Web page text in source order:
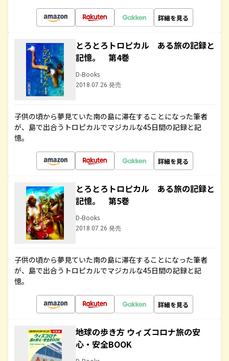
詳細を見る
とろとろトロピカル ある旅の記録と
記憶。 第4巻
D-Books
2018.07.26 発売
子供の頃から夢見ていた南の島に滞在することになった筆者
が、島で出合うトロピカルでマジカルな45日間の記録と記
憶。
詳細を見る
とろとろトロピカル ある旅の記録と
記憶。 第5巻
D-Books
2018.07.26 発売
子供の頃から夢見ていた南の島に滞在することになった筆者
が、島で出合うトロピカルでマジカルな45日間の記録と記
憶。
詳細を見る
地球の歩き方 ウィズコロナ旅の安
心・安全BOOK